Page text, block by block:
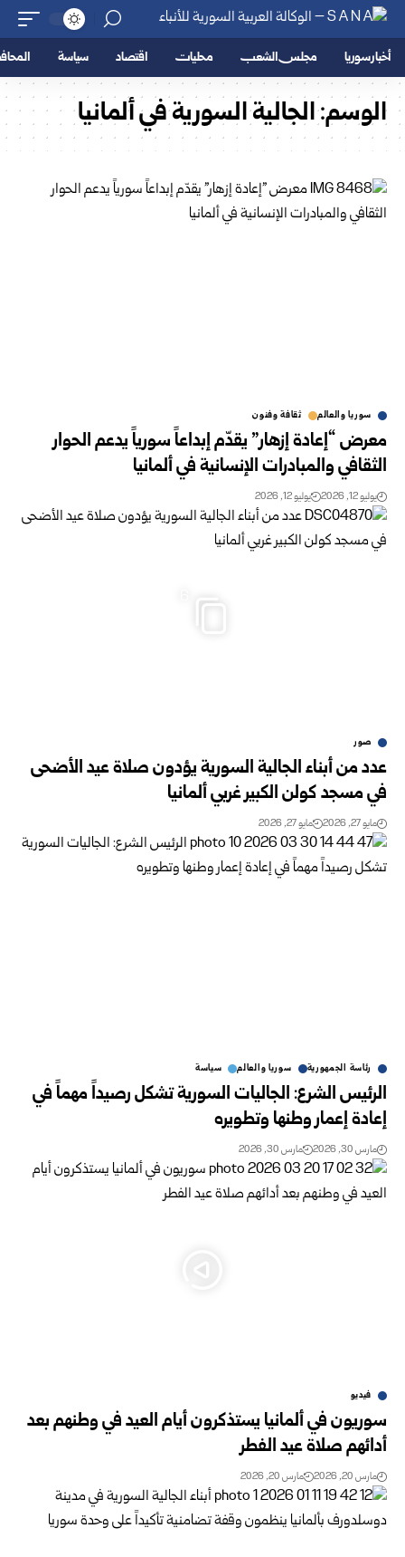
أخبار سوريا مجلس الشعب محليات اقتصاد سياسة
الوسم:الجالية السورية في ألمانيا
سوريا والعالم ثقافة وفنون
معرض “إعادة إزهار” يقدّم إبداعاً سورياً يدعم الحوار
الثقافي والمبادرات الإنسانية في ألمانيا
يوليو 12, 2026 يوليو 12, 2026
صور
عدد من أبناء الجالية السورية يؤدون صلاة عيد الأضحى
في مسجد كولن الكبير غربي ألمانيا
مايو 27, 2026 مايو 27, 2026
رئاسة الجمهورية سوريا والعالم سياسة
الرئيس الشرع: الجاليات السورية تشكل رصيداً مهماً في
إعادة إعمار وطنها وتطويره
مارس 30, 2026 مارس 30, 2026
فيديو
سوريون في ألمانيا يستذكرون أيام العيد في وطنهم بعد
أدائهم صلاة عيد الفطر
مارس 20, 2026 مارس 20, 2026